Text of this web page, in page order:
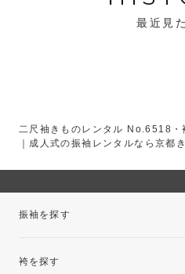
最近見
二尺袖きものレンタル No.6518
｜成人式の振袖レンタルなら京都
振袖を探す
袴を探す